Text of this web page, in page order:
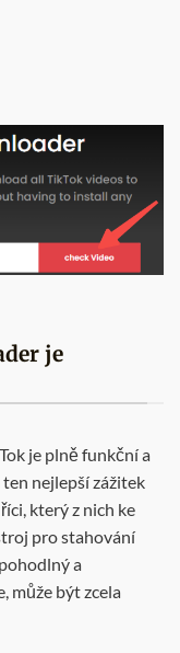
je
je plně funkční a
nejlepší zážitek
který z nich ke
pro stahování
a
může být zcela